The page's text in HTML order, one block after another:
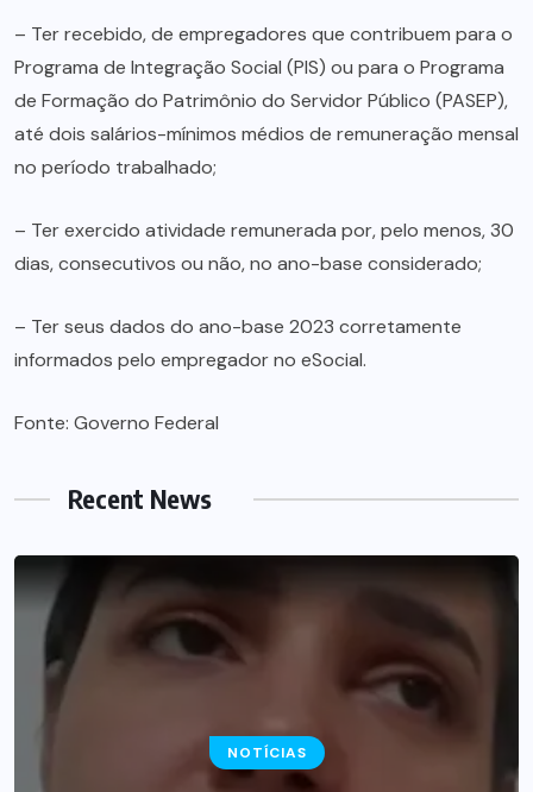
– Ter recebido, de empregadores que contribuem para o
Programa de Integração Social (PIS) ou para o Programa
de Formação do Patrimônio do Servidor Público (PASEP),
até dois salários-mínimos médios de remuneração mensal
no período trabalhado;
– Ter exercido atividade remunerada por, pelo menos, 30
dias, consecutivos ou não, no ano-base considerado;
– Ter seus dados do ano-base 2023 corretamente
informados pelo empregador no eSocial.
Fonte: Governo Federal
Recent News
NOTÍCIAS